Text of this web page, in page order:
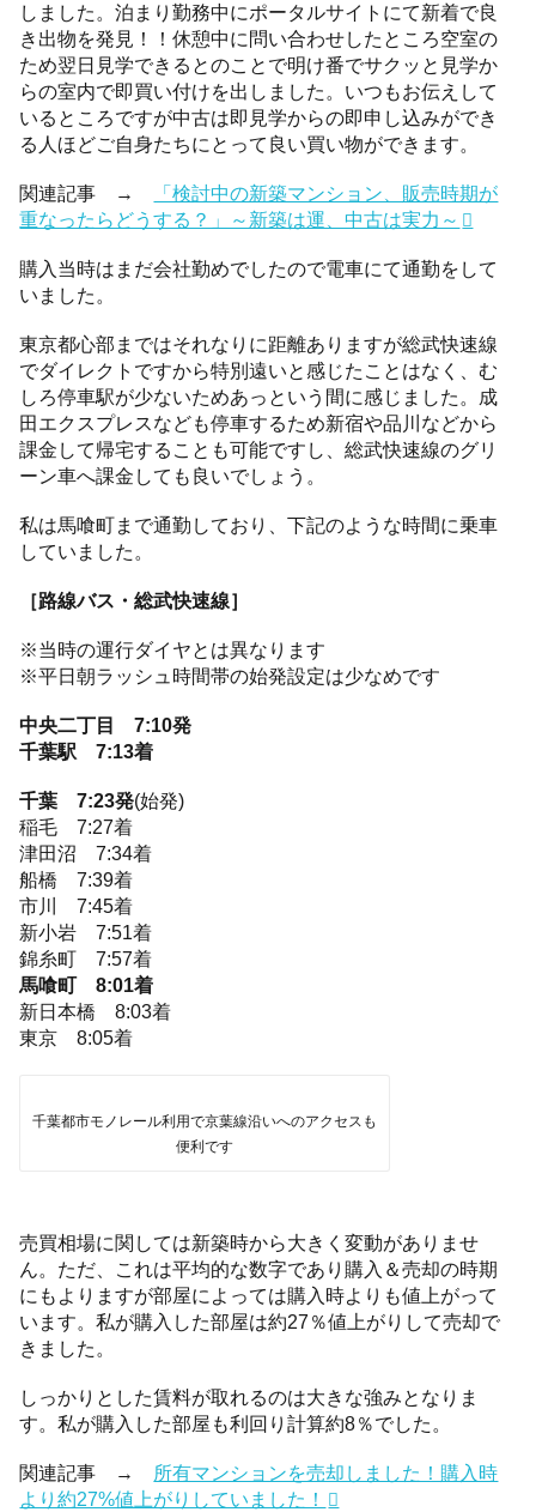
しました。泊まり勤務中にポータルサイトにて新着で良
き出物を発見！！休憩中に問い合わせしたところ空室の
ため翌日見学できるとのことで明け番でサクッと見学か
らの室内で即買い付けを出しました。いつもお伝えして
いるところですが中古は即見学からの即申し込みができ
る人ほどご自身たちにとって良い買い物ができます。
関連記事 →
「検討中の新築マンション、販売時期が
重なったらどうする？」～新築は運、中古は実力～
購入当時はまだ会社勤めでしたので電車にて通勤をして
いました。
東京都心部まではそれなりに距離ありますが総武快速線
でダイレクトですから特別遠いと感じたことはなく、む
しろ停車駅が少ないためあっという間に感じました。成
田エクスプレスなども停車するため新宿や品川などから
課金して帰宅することも可能ですし、総武快速線のグリ
ーン車へ課金しても良いでしょう。
私は馬喰町まで通勤しており、下記のような時間に乗車
していました。
［路線バス・総武快速線］
※当時の運行ダイヤとは異なります
※平日朝ラッシュ時間帯の始発設定は少なめです
中央二丁目 7:10発
千葉駅 7:13着
千葉 7:23発(始発)
稲毛 7:27着
津田沼 7:34着
船橋 7:39着
市川 7:45着
新小岩 7:51着
錦糸町 7:57着
馬喰町 8:01着
新日本橋 8:03着
東京 8:05着
千葉都市モノレール利用で京葉線沿いへのアクセスも
便利です
売買相場に関しては新築時から大きく変動がありませ
ん。ただ、これは平均的な数字であり購入＆売却の時期
にもよりますが部屋によっては購入時よりも値上がって
います。私が購入した部屋は約27％値上がりして売却で
きました。
しっかりとした賃料が取れるのは大きな強みとなりま
す。私が購入した部屋も利回り計算約8％でした。
関連記事 → 所有マンションを売却しました！購入時
より約27%値上がりしていました！